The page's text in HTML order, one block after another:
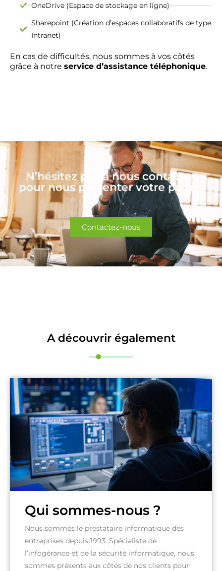
OneDrive (Espace de stockage en ligne)
Sharepoint (Création d’espaces collaboratifs de type
Intranet)
En cas de difficultés, nous sommes à vos côtés
grâce à notre service d’assistance téléphonique.
N’hésitez pas à nous contacter
pour nous présenter votre projet.
Contactez-nous
A découvrir également
Qui sommes-nous ?
Nous sommes le prestataire informatique des
entreprises depuis 1993. Spécialiste de
l’infogérance et de la sécurité informatique, nous
sommes présents aux côtés de nos clients pour